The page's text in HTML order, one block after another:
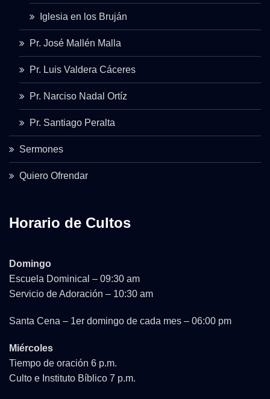
Iglesia en los Bruján
Pr. José Mallén Malla
Pr. Luis Valdera Cáceres
Pr. Narciso Nadal Ortíz
Pr. Santiago Peralta
Sermones
Quiero Ofrendar
Horario de Cultos
Domingo
Escuela Dominical – 09:30 am
Servicio de Adoración – 10:30 am
Santa Cena – 1er domingo de cada mes – 06:00 pm
Miércoles
Tiempo de oración 6 p.m.
Culto e Instituto Bíblico 7 p.m.